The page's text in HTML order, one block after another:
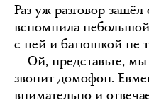
Раз уж разговор
вспомнила
с ней и батюшкой не
— Ой, представьте, мы
звонит домофон.
внимательно и